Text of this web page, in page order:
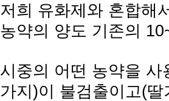
저희 유화제와 혼합해
농약의 양도 기존의
시중의 어떤 농약을
가지)이 불검출이고(